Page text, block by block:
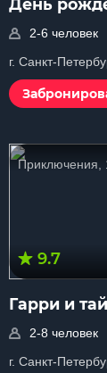
День
2-6 человек
г. Санкт-
Приключения,
9.7
Гарри и
2-8 человек
г. Санкт-